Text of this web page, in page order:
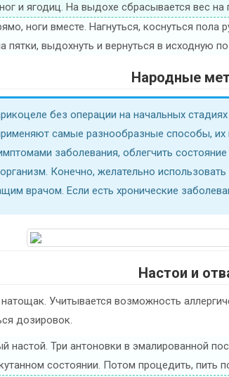
и ягодиц. На выдохе сбрасывается вес
ноги вместе. Нагнуться, коснуться
пятки, выдохнуть и вернуться в исходную
Народные
без операции на начальных
самые разнообразные способы, их
заболевания, облегчить
Конечно, желательно
врачом. Если есть хронические
Настои и
Учитывается возможность
дозировок.
настой. Три антоновки в эмалированной
состоянии. Потом процедить, пить